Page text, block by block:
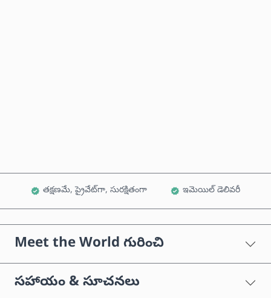
తక్షణమే, ప్రైవేట్‌గా, సురక్షితంగా ఇమెయిల్ డెలివరీ
Meet the World గురించి
సహాయం & సూచనలు